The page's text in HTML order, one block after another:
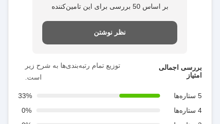
بر اساس 50 بررسی برای این تامین‌کننده
نظر نوشتن
بررسی اجمالی
امتیاز
توزیع تمام رتبه‌بندی‌ها به شرح زیر
است.
5 ستاره‌ها
33%
4 ستاره‌ها
0%